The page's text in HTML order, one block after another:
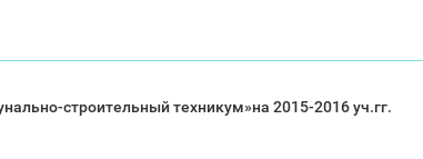
строительный техникум»на 2015-2016 уч.гг.